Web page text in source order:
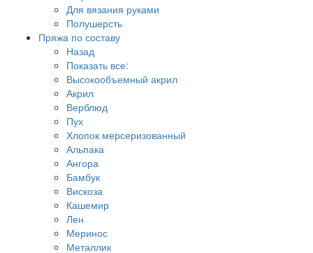
Для вязания руками
Полушерсть
Пряжа по составу
Назад
Показать все:
Высокообъемный акрил
Акрил
Верблюд
Пух
Хлопок мерсеризованный
Альпака
Ангора
Бамбук
Вискоза
Кашемир
Лен
Меринос
Металлик